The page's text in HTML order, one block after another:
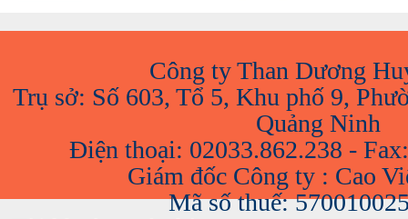
Công ty Than Dương
Trụ sở: Số 603, Tổ 5, Khu phố 9,
Quảng Ninh
Điện thoại: 02033.862.238 -
Giám đốc Công ty : Cao
Mã số thuế: